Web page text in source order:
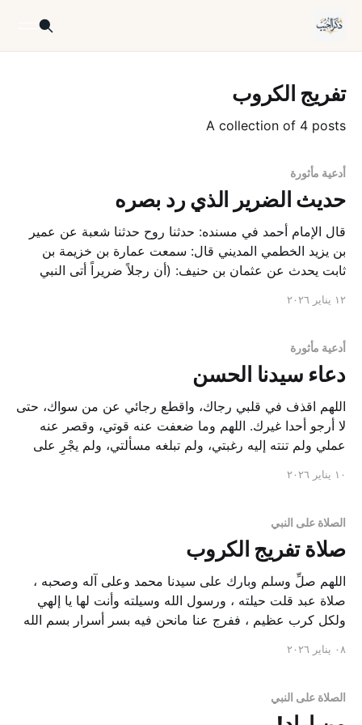
تفريج الكروب
A collection of 4 posts
أدعية مأثورة
حديث الضرير الذي رد بصره
قال الإمام أحمد في مسنده: حدثنا روح حدثنا شعبة عن عمير
بن يزيد الخطمي المديني قال: سمعت عمارة بن خزيمة بن
ثابت يحدث عن عثمان بن حنيف: (أن رجلاً ضريراً أتى النبي
فقال: إن شئت أخرت ذلك فهو
١٢ يناير ٢٠٢٦
أدعية مأثورة
دعاء سيدنا الحسن
اللهم اقذف في قلبي رجاك، واقطع رجائي عن من سواك، حتى
لا أرجو أحدا غيرك. اللهم وما ضعفت عنه قوتي، وقصر عنه
عملي ولم تنته إليه رغبتي، ولم تبلغه مسألتي، ولم يجْرِ على
فخصني به يا رب العالمين.
١٠ يناير ٢٠٢٦
الصلاة على النبي
صلاة تفريج الكروب
اللهم صلِّ وسلم وبارك على سيدنا محمد وعلى آله وصحبه ،
صلاة عبد قلت حيلته ، ورسول الله وسيلته وأنت لها يا إلهي
ولكل كرب عظيم ، ففرج عنا مانحن فيه بسر أسرار بسم الله
تقرأ ٢١ مرة بعد كل صلاة مفروضة.
٠٨ يناير ٢٠٢٦
الصلاة على النبي